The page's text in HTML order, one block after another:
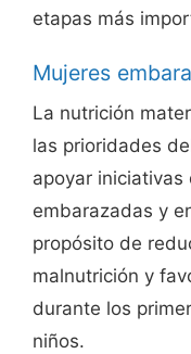
etapas más
Mujeres
La nutrición
las prioridades
apoyar iniciativas
embarazadas y
propósito de
malnutrición y
durante los
niños.